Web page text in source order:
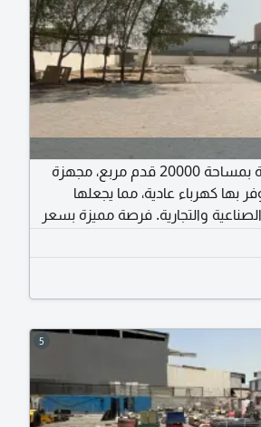
حوطة للإيجار في الصجعة – الشارقة بمساحة 20000 قدم مربع، مجهزة
بها كهرباء عادية، مما يجعلها
والتجارية. فرصة مميزة بسعر
5